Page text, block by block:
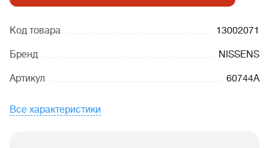
Код товара 13002071
Бренд NISSENS
Артикул 60744A
Все характеристики